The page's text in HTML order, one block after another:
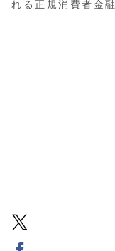
れる正規消費者金融